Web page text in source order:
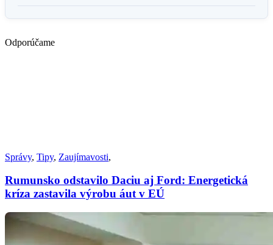
Odporúčame
Správy, Tipy, Zaujímavosti,
Rumunsko odstavilo Daciu aj Ford: Energetická
kríza zastavila výrobu áut v EÚ